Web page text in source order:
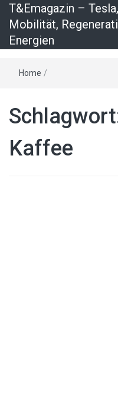
T&Emagazin –
Mobilität,
Energien
Home /
Kaffee